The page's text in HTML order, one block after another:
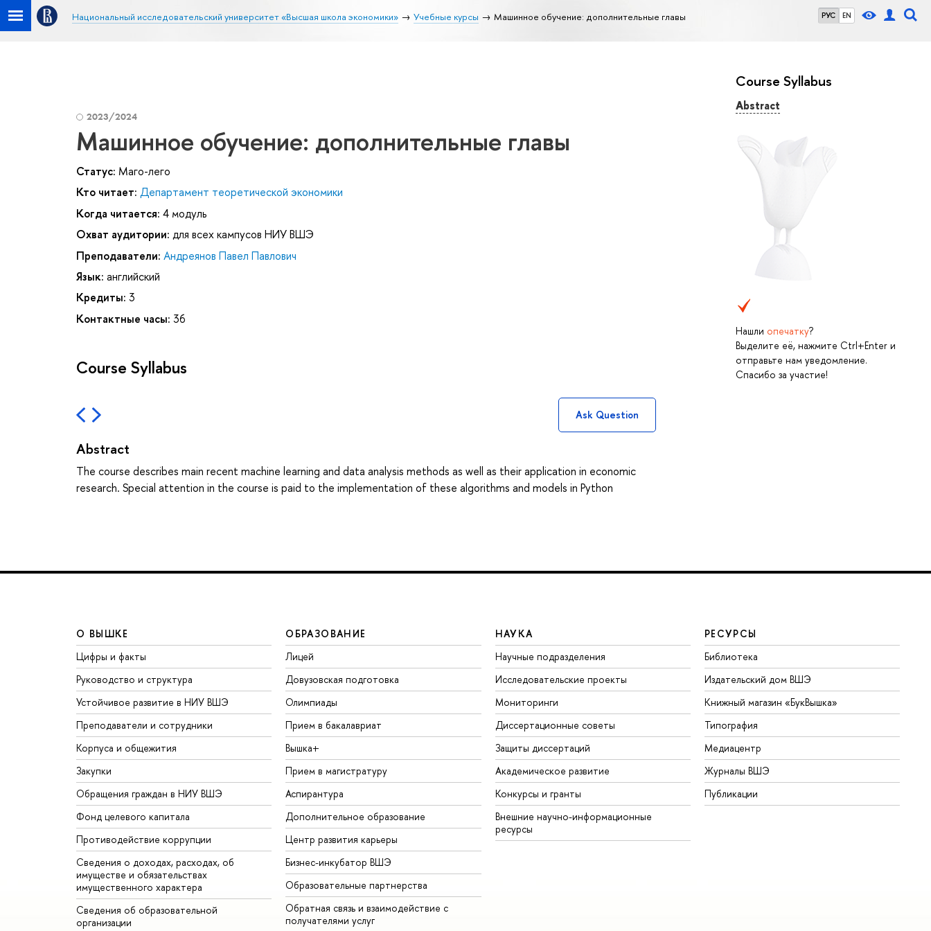
РУС EN
Национальный исследовательский университет «Высшая школа экономики» Учебные курсы Машинное обучение: дополнительные главы
Course Syllabus
Abstract
Нашли опечатку?
Выделите её, нажмите Ctrl+Enter и
отправьте нам уведомление.
Спасибо за участие!
2023/2024
Машинное обучение: дополнительные главы
Статус: Маго-лего
Кто читает: Департамент теоретической экономики
Когда читается: 4 модуль
Охват аудитории: для всех кампусов НИУ ВШЭ
Преподаватели: Андреянов Павел Павлович
Язык: английский
Кредиты: 3
Контактные часы: 36
Course Syllabus
Ask Question
Abstract
The course describes main recent machine learning and data analysis methods as well as their application in economic
research. Special attention in the course is paid to the implementation of these algorithms and models in Python
О ВЫШКЕ
Цифры и факты
Руководство и структура
Устойчивое развитие в НИУ ВШЭ
Преподаватели и сотрудники
Корпуса и общежития
Закупки
Обращения граждан в НИУ ВШЭ
Фонд целевого капитала
Противодействие коррупции
Сведения о доходах, расходах, об
имуществе и обязательствах
имущественного характера
Сведения об образовательной
организации
ОБРАЗОВАНИЕ
Лицей
Довузовская подготовка
Олимпиады
Прием в бакалавриат
Вышка+
Прием в магистратуру
Аспирантура
Дополнительное образование
Центр развития карьеры
Бизнес-инкубатор ВШЭ
Образовательные партнерства
Обратная связь и взаимодействие с
получателями услуг
НАУКА
Научные подразделения
Исследовательские проекты
Мониторинги
Диссертационные советы
Защиты диссертаций
Академическое развитие
Конкурсы и гранты
Внешние научно-информационные
ресурсы
РЕСУРСЫ
Библиотека
Издательский дом ВШЭ
Книжный магазин «БукВышка»
Типография
Медиацентр
Журналы ВШЭ
Публикации